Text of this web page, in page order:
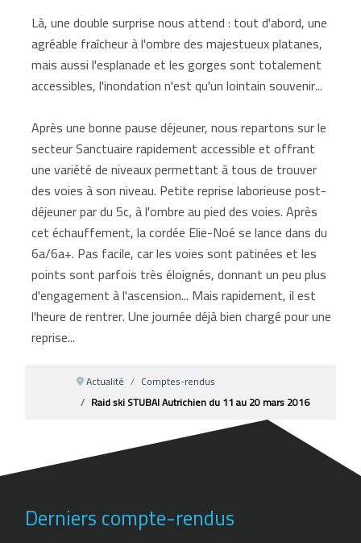
Là, une double surprise nous attend : tout d'abord, une
agréable fraîcheur à l'ombre des majestueux platanes,
mais aussi l'esplanade et les gorges sont totalement
accessibles, l'inondation n'est qu'un lointain souvenir...
Après une bonne pause déjeuner, nous repartons sur le
secteur Sanctuaire rapidement accessible et offrant
une variété de niveaux permettant à tous de trouver
des voies à son niveau. Petite reprise laborieuse post-
déjeuner par du 5c, à l'ombre au pied des voies. Après
cet échauffement, la cordée Elie-Noé se lance dans du
6a/6a+. Pas facile, car les voies sont patinées et les
points sont parfois très éloignés, donnant un peu plus
d'engagement à l'ascension... Mais rapidement, il est
l'heure de rentrer. Une journée déjà bien chargé pour une
reprise...
Actualité
Comptes-rendus
Raid ski STUBAI Autrichien du 11 au 20 mars 2016
Derniers compte-rendus